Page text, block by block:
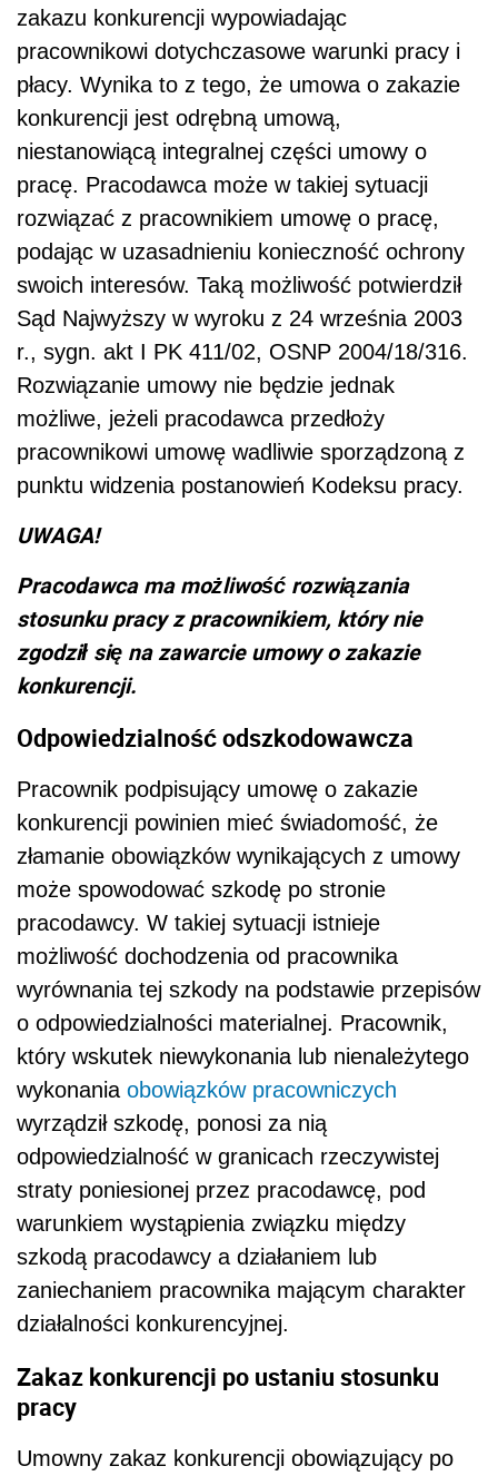
zakazu konkurencji wypowiadając
pracownikowi dotychczasowe warunki pracy i
płacy. Wynika to z tego, że umowa o zakazie
konkurencji jest odrębną umową,
niestanowiącą integralnej części umowy o
pracę. Pracodawca może w takiej sytuacji
rozwiązać z pracownikiem umowę o pracę,
podając w uzasadnieniu konieczność ochrony
swoich interesów. Taką możliwość potwierdził
Sąd Najwyższy w wyroku z 24 września 2003
r., sygn. akt I PK 411/02, OSNP 2004/18/316.
Rozwiązanie umowy nie będzie jednak
możliwe, jeżeli pracodawca przedłoży
pracownikowi umowę wadliwie sporządzoną z
punktu widzenia postanowień Kodeksu pracy.
UWAGA!
Pracodawca ma możliwość rozwiązania
stosunku pracy z pracownikiem, który nie
zgodził się na zawarcie umowy o zakazie
konkurencji.
Odpowiedzialność odszkodowawcza
Pracownik podpisujący umowę o zakazie
konkurencji powinien mieć świadomość, że
złamanie obowiązków wynikających z umowy
może spowodować szkodę po stronie
pracodawcy. W takiej sytuacji istnieje
możliwość dochodzenia od pracownika
wyrównania tej szkody na podstawie przepisów
o odpowiedzialności materialnej. Pracownik,
który wskutek niewykonania lub nienależytego
wykonania obowiązków pracowniczych
wyrządził szkodę, ponosi za nią
odpowiedzialność w granicach rzeczywistej
straty poniesionej przez pracodawcę, pod
warunkiem wystąpienia związku między
szkodą pracodawcy a działaniem lub
zaniechaniem pracownika mającym charakter
działalności konkurencyjnej.
Zakaz konkurencji po ustaniu stosunku
pracy
Umowny zakaz konkurencji obowiązujący po